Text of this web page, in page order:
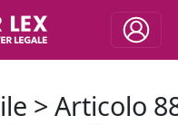
> Articolo